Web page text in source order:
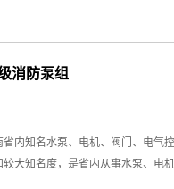
消防泵组
内知名水泵、电机、阀门、电气
大知名度，是省内从事水泵、电